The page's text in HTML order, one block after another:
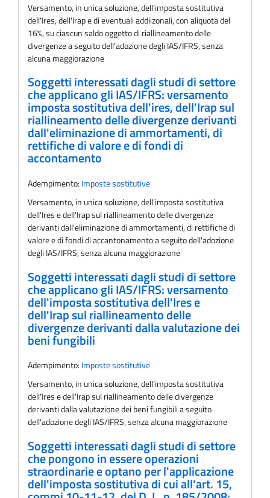
Versamento, in unica soluzione, dell'imposta sostitutiva
dell'Ires, dell'Irap e di eventuali addiizonali, con aliquota del
16%, su ciascun saldo oggetto di riallineamento delle
divergenze a seguito dell'adozione degli IAS/IFRS, senza
alcuna maggiorazione
Soggetti interessati dagli studi di settore
che applicano gli IAS/IFRS: versamento
imposta sostitutiva dell'ires, dell'Irap sul
riallineamento delle divergenze derivanti
dall'eliminazione di ammortamenti, di
rettifiche di valore e di fondi di
accontamento
Adempimento: Imposte sostitutive
Versamento, in unica soluzione, dell'imposta sostitutiva
dell'Ires e dell'Irap sul riallineamento delle divergenze
derivanti dall'eliminazione di ammortamenti, di rettifiche di
valore e di fondi di accantonamento a seguito dell'adozione
degli IAS/IFRS, senza alcuna maggiorazione
Soggetti interessati dagli studi di settore
che applicano gli IAS/IFRS: versamento
dell'imposta sostitutiva dell'Ires e
dell'Irap sul riallineamento delle
divergenze derivanti dalla valutazione dei
beni fungibili
Adempimento: Imposte sostitutive
Versamento, in unica soluzione, dell'imposta sostitutiva
dell'Ires e dell'Irap sul riallineamento delle divergenze
derivanti dalla valutazione dei beni fungibili a seguito
dell'adozione degli IAS/IFRS, senza alcuna maggiorazione
Soggetti interessati dagli studi di settore
che pongono in essere operazioni
straordinarie e optano per l'applicazione
dell'imposta sostitutiva di cui all'art. 15,